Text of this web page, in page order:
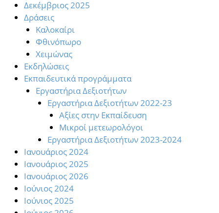
Δεκέμβριος 2025
Δράσεις
Καλοκαίρι
Φθινόπωρο
Χειμώνας
Εκδηλώσεις
Εκπαιδευτικά προγράμματα
Εργαστήρια Δεξιοτήτων
Εργαστήρια Δεξιοτήτων 2022-23
Αξίες στην Εκπαίδευση
Μικροί μετεωρολόγοι
Εργαστήρια Δεξιοτήτων 2023-2024
Ιανουάριος 2024
Ιανουάριος 2025
Ιανουάριος 2026
Ιούνιος 2024
Ιούνιος 2025